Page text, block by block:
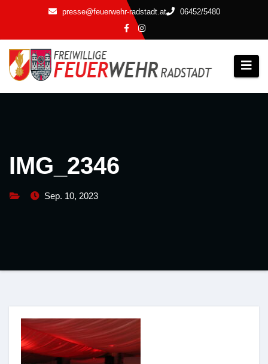
springen
presse@feuerwehr-radstadt.at 06452/5480
IMG_2346
Sep. 10, 2023